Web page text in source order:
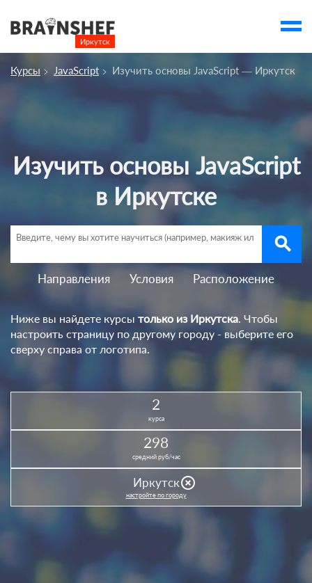
Иркутск
Компании
Ивенты
Курсы JavaScript Изучить основы JavaScript — Иркутск
Изучить основы JavaScript
в Иркутске
search
Направления Условия Расположение
Ниже вы найдете курсы только из Иркутска. Чтобы
настроить страницу по другому городу - выберите его
сверху справа от логотипа.
2
курса
298
средний руб/час
Иркутскhighlight_off
настройте по городу